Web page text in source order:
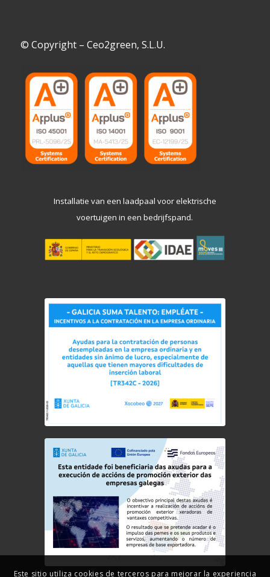
© Copyright – Ceo2green, S.L.U.
Installatie van een laadpaal voor elektrische
voertuigen in een bedrijfspand.
Este sitio utiliza cookies de terceros para mejorar la experiencia